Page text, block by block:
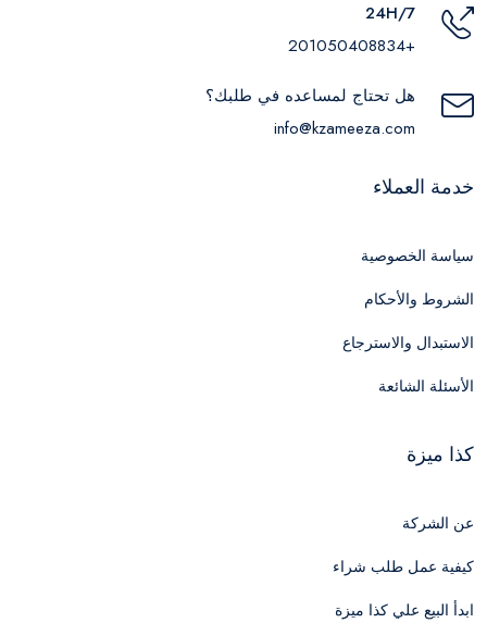
24H/7
+201050408834
هل تحتاج لمساعده في طلبك؟
info@kzameeza.com
خدمة العملاء
سياسة الخصوصية
الشروط والأحكام
الاستبدال والاسترجاع
الأسئلة الشائعة
كذا ميزة
عن الشركة
كيفية عمل طلب شراء
ابدأ البيع علي كذا ميزة